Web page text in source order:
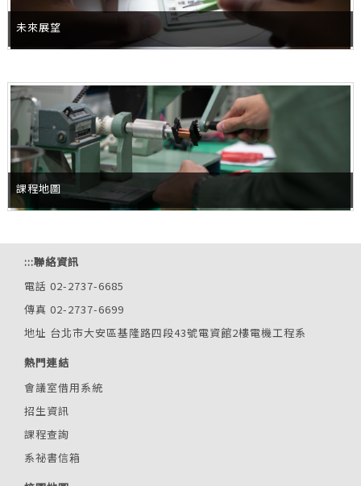
未來展望
課程地圖
:::聯絡資訊
電話 02-2737-6685
傳真 02-2737-6699
地址 台北市大安區基隆路四段43號電資館2樓電機工程系
熱門連結
會議室借用系統
招生資訊
課程查詢
系祕書信箱